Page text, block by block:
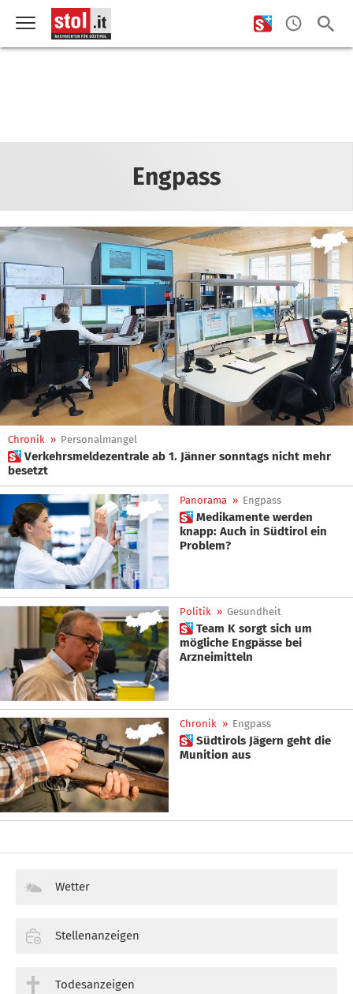
Engpass
Chronik » Personalmangel
 Verkehrsmeldezentrale ab 1. Jänner sonntags nicht mehr
besetzt
Panorama » Engpass
 Medikamente werden
knapp: Auch in Südtirol ein
Problem?
Politik » Gesundheit
 Team K sorgt sich um
mögliche Engpässe bei
Arzneimitteln
Chronik » Engpass
 Südtirols Jägern geht die
Munition aus
Wetter
Stellenanzeigen
Todesanzeigen